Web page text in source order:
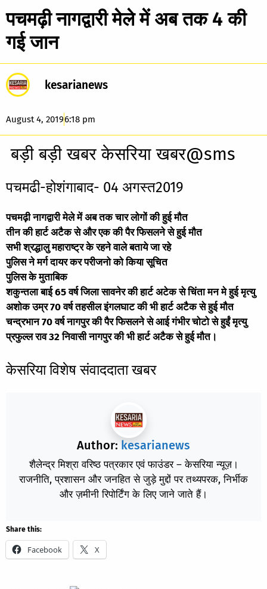
पचमढ़ी नागद्वारी मेले में अब तक 4 की
गई जान
kesarianews
August 4, 20196:18 pm
बड़ी बड़ी खबर केसरिया खबर@sms
पचमढी-होशंगाबाद- 04 अगस्त2019
पचमढ़ी नागद्वारी मेले में अब तक चार लोगों की हुई मौत
तीन की हार्ट अटैक से और एक की पैर फिसलने से हुई मौत
सभी श्रद्धालु महाराष्ट्र के रहने वाले बताये जा रहे
पुलिस ने मर्ग दायर कर परीजनो को किया सूचित
पुलिस के मुताबिक
शकुन्तला बाई 65 वर्ष जिला सावनेर की हार्ट अटेक से चिंता मन मे हुई मृत्यु
अशोक उम्र 70 वर्ष तहसील इंगलघाट की भी हार्ट अटैक से हुई मौत
चन्द्रभान 70 वर्ष नागपुर की पैर फिसलने से आई गंभीर चोटो से हुईं मृत्यु
प्रफुल्ल राव 32 निवासी नागपुर की भी हार्ट अटैक से हुई मौत।
केसरिया विशेष संवाददाता खबर
Author: kesarianews
शैलेन्द्र मिश्रा वरिष्ठ पत्रकार एवं फाउंडर – केसरिया न्यूज़।
राजनीति, प्रशासन और जनहित से जुड़े मुद्दों पर तथ्यपरक, निर्भीक
और ज़मीनी रिपोर्टिंग के लिए जाने जाते हैं।
Share this:
Facebook X